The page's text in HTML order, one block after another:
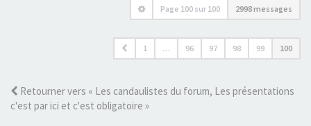
Page 100 sur 100 2998 messages
1 … 96 97 98 99 100
Retourner vers « Les candaulistes du forum, Les présentations
c'est par ici et c'est obligatoire »